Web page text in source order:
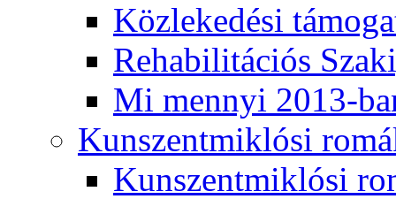
Közlekedési
Rehabilitációs
Mi mennyi 2013-
Kunszentmiklósi
Kunszentmiklósi